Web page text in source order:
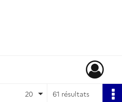
61 résultats
20